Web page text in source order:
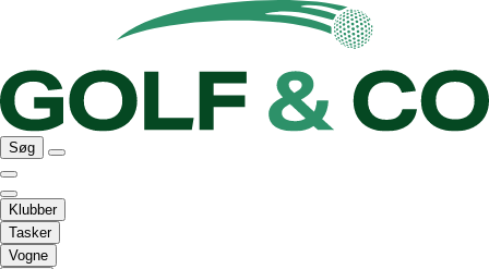
Søg
Klubber
Tasker
Vogne